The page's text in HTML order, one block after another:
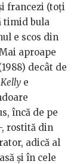
francezi (toți
timid bula
e scos din
aproape
decât de
Kelly e
încă de pe
rostită din
adică al
și în cele